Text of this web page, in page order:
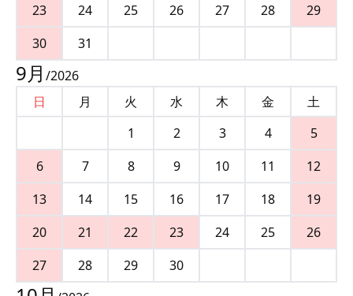
23
24 25 26 27 28
29
30
31
9月 /2026
日
月 火 水 木 金
土
1
2 3 4
5
6
7 8 9 10 11
12
13
14 15 16 17 18
19
20
21 22 23 24 25
26
27
28 29 30